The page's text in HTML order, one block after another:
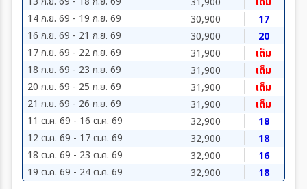
14 ก.ย. 69 - 19 ก.ย. 69
30,900
17
16 ก.ย. 69 - 21 ก.ย. 69
30,900
20
17 ก.ย. 69 - 22 ก.ย. 69
31,900
เต็ม
18 ก.ย. 69 - 23 ก.ย. 69
31,900
เต็ม
20 ก.ย. 69 - 25 ก.ย. 69
31,900
เต็ม
21 ก.ย. 69 - 26 ก.ย. 69
31,900
เต็ม
11 ต.ค. 69 - 16 ต.ค. 69
32,900
18
12 ต.ค. 69 - 17 ต.ค. 69
32,900
18
18 ต.ค. 69 - 23 ต.ค. 69
32,900
16
19 ต.ค. 69 - 24 ต.ค. 69
32,900 18